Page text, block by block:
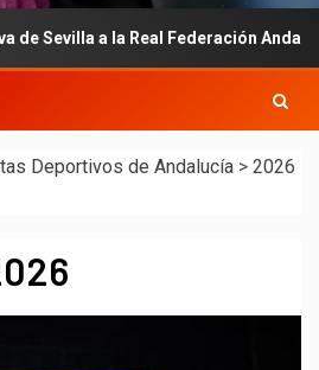
a la Real Federación Andaluza de
Deportivos de Andalucía > 2026